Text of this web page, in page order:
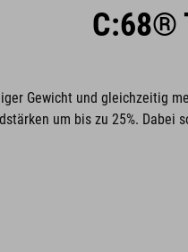
C:68®
Gewicht und gleichzeitig
um bis zu 25%.